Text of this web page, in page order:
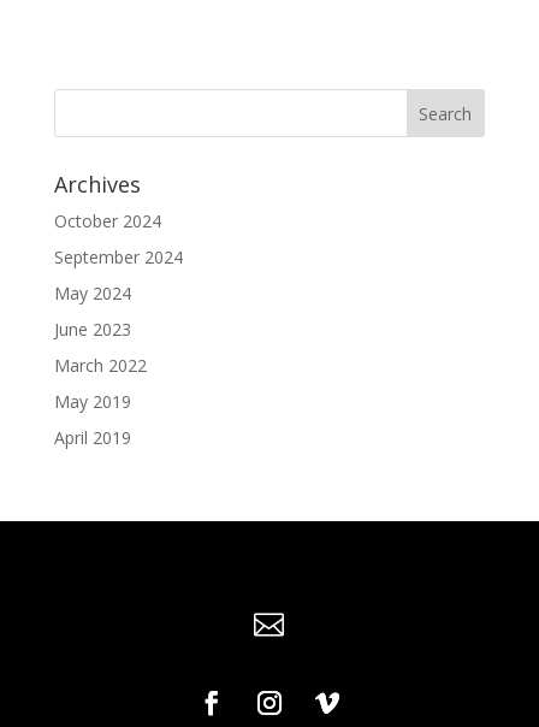
Archives
October 2024
September 2024
May 2024
June 2023
March 2022
May 2019
April 2019
